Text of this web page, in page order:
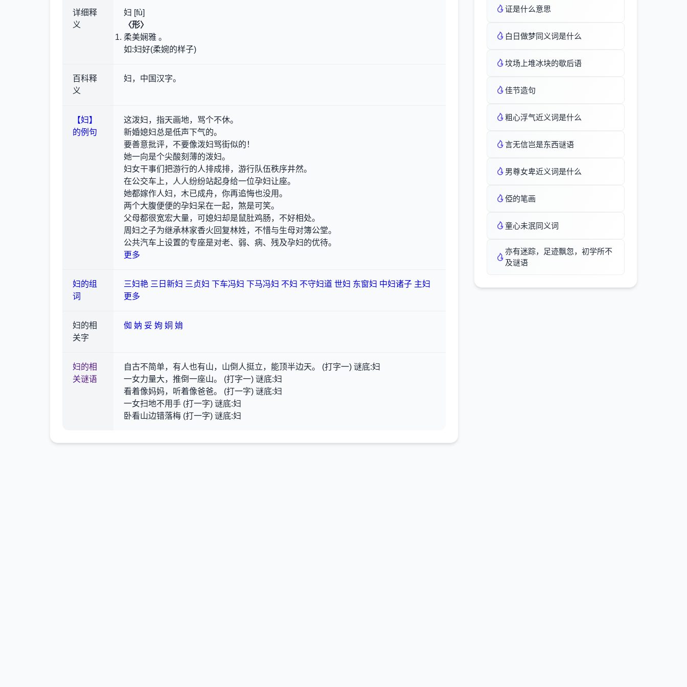
详细释
义
妇 [fù]
〈形〉
柔美娴雅 。
如:妇好(柔婉的样子)
百科释
义
妇，中国汉字。
【妇】
的例句
这泼妇，指天画地，骂个不休。
新婚媳妇总是低声下气的。
要善意批评，不要像泼妇骂街似的！
她一向是个尖酸刻薄的泼妇。
妇女干事们把游行的人排成排，游行队伍秩序井然。
在公交车上，人人纷纷站起身给一位孕妇让座。
她都嫁作人妇，木已成舟，你再追悔也没用。
两个大腹便便的孕妇呆在一起，煞是可笑。
父母都很宽宏大量，可媳妇却是鼠肚鸡肠，不好相处。
周妇之子为继承林家香火回复林姓，不惜与生母对簿公堂。
公共汽车上设置的专座是对老、弱、病、残及孕妇的优待。
更多
妇的组
词
三妇艳 三日新妇 三贞妇 下车冯妇 下马冯妇 不妇 不守妇道 世妇 东窗妇 中妇诸子 主妇
更多
妇的相
关字
侞 妠 妥 姁 姛 姢
妇的相
关谜语
自古不简单，有人也有山，山倒人挺立，能顶半边天。 (打字一) 谜底:妇
一女力量大，推倒一座山。 (打字一) 谜底:妇
看着像妈妈，听着像爸爸。 (打一字) 谜底:妇
一女扫地不用手 (打一字) 谜底:妇
卧看山边错落梅 (打一字) 谜底:妇
证是什么意思
白日做梦同义词是什么
坟场上堆冰块的歇后语
佳节造句
粗心浮气近义词是什么
言无信岂是东西谜语
男尊女卑近义词是什么
俹的笔画
童心未泯同义词
亦有迷踪，足迹飘忽，初学所不
及谜语